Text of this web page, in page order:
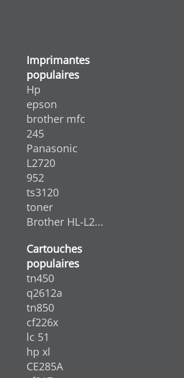
Imprimantes
populaires
Hp
epson
brother mfc
245
Panasonic
L2720
952
ts3120
toner
Brother HL-L2...
Cartouches
populaires
tn450
q2612a
tn850
cf226x
lc 51
hp xl
CE285A